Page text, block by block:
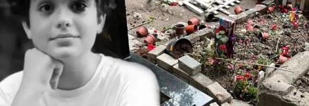
Kadıköy'de bıçaklı saldırıda hayatını
kaybeden 15 yaşındaki Mattia Ahmet
Minguzzi'nin mezarını tahrip eden Dursun
Aydın'a 2 yıl 6 ay hapis cezası verildi.